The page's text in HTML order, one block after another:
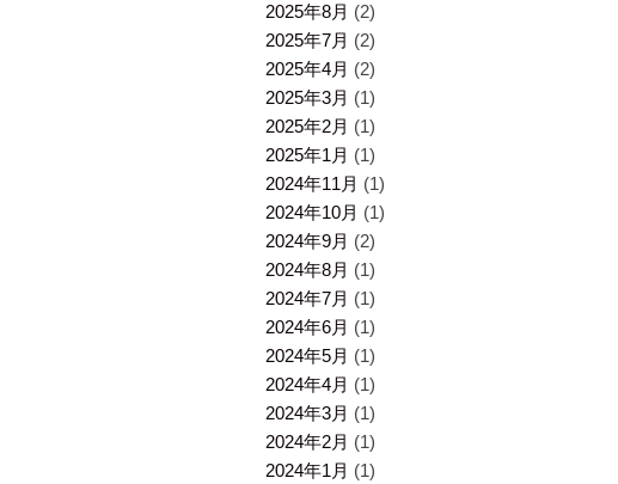
2025年8月 (2)
2025年7月 (2)
2025年4月 (2)
2025年3月 (1)
2025年2月 (1)
2025年1月 (1)
2024年11月 (1)
2024年10月 (1)
2024年9月 (2)
2024年8月 (1)
2024年7月 (1)
2024年6月 (1)
2024年5月 (1)
2024年4月 (1)
2024年3月 (1)
2024年2月 (1)
2024年1月 (1)